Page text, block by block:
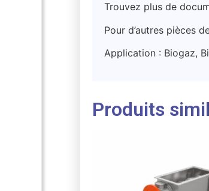
Trouvez plus de
Pour d’autres pièces
Application : Biogaz,
Produits